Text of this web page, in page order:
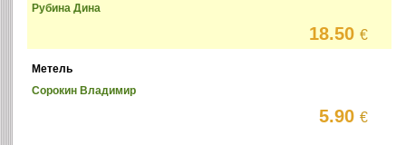
Рубина Дина
18.50€
Метель
Сорокин Владимир
5.90€